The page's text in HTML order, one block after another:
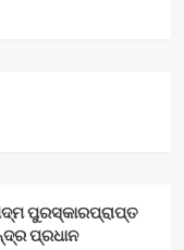
ପୁରସ୍କାରପ୍ରାପ୍ତ
ପ୍ରଧାନ